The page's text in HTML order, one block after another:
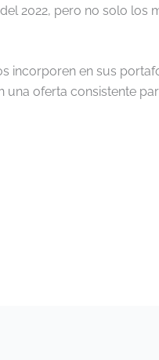
2022, pero no solo los
incorporen en sus
oferta consistente